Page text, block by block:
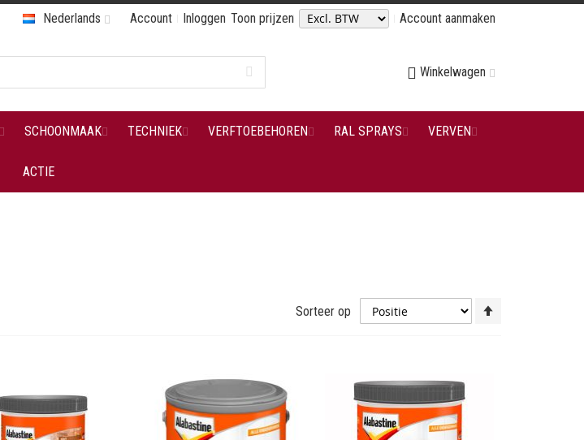
Account Inloggen Toon prijzen Account aanmaken
Nederlands
Winkelwagen
SCHOONMAAK TECHNIEK VERFTOEBEHOREN RAL SPRAYS VERVEN
ACTIE
Sorteer op